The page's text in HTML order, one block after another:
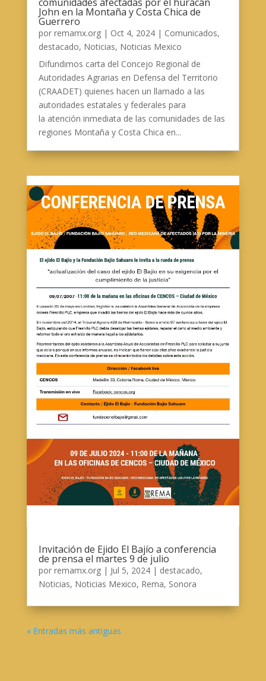
John en la Montaña y Costa Chica de
Guerrero
por remamx.org| Oct 4, 2024| Comunicados,
destacado, Noticias, Noticias Mexico
Difundimos carta del Concejo Regional de
Autoridades Agrarias en Defensa del Territorio
(CRAADET) quienes hacen un llamado a las
autoridades estatales y federales para
la atención inmediata de las comunidades de las
regiones Montaña y Costa Chica en...
Invitación de Ejido El Bajío a conferencia
de prensa el martes 9 de julio
por remamx.org| Jul 5, 2024| destacado,
Noticias, Noticias Mexico, Rema, Sonora
« Entradas más antiguas